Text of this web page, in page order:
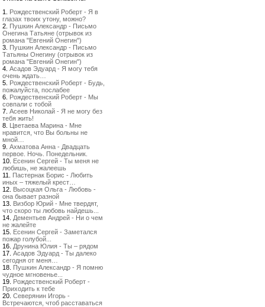
1. Рождественский Роберт - Я в
глазах твоих утону, можно?
2. Пушкин Александр - Письмо
Онегина Татьяне (отрывок из
романа "Евгений Онегин")
3. Пушкин Александр - Письмо
Татьяны Онегину (отрывок из
романа "Евгений Онегин")
4. Асадов Эдуард - Я могу тебя
очень ждать…
5. Рождественский Роберт - Будь,
пожалуйста, послабее
6. Рождественский Роберт - Мы
совпали с тобой
7. Асеев Николай - Я не могу без
тебя жить!
8. Цветаева Марина - Мне
нравится, что Вы больны не
мной…
9. Ахматова Анна - Двадцать
первое. Ночь. Понедельник.
10. Есенин Сергей - Ты меня не
любишь, не жалеешь
11. Пастернак Борис - Любить
иных – тяжелый крест…
12. Высоцкая Ольга - Любовь -
она бывает разной
13. Визбор Юрий - Мне твердят,
что скоро ты любовь найдешь...
14. Дементьев Андрей - Ни о чем
не жалейте
15. Есенин Сергей - Заметался
пожар голубой...
16. Друнина Юлия - Ты – рядом
17. Асадов Эдуард - Ты далеко
сегодня от меня…
18. Пушкин Александр - Я помню
чудное мгновенье...
19. Рождественский Роберт -
Приходить к тебе
20. Северянин Игорь -
Встречаются, чтоб расставаться